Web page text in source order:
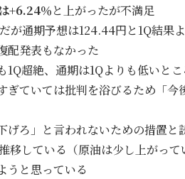
+6.24％と上がったが不満足
が通期予想は124.44円と1Q結果
配発表もなかった
超絶、通期は1Qよりも低いと
ぎていては批判を浴びるため「
げろ」と言われないための措置と
している（原油は少し上がって
うと思っている